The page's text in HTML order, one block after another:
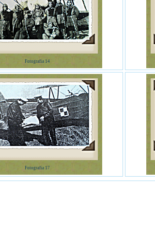
Fotografia 14
Fotografia 17